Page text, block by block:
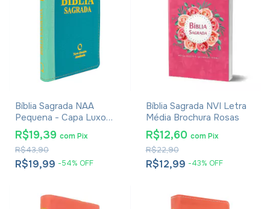
Bíblia Sagrada NAA
Pequena - Capa Luxo
Bicolor Verde Claro
R$19,99 -54% OFF
R$43,90
R$19,39 comPix
Bíblia Sagrada NVI Letra
Média Brochura Rosas
R$12,99 -43% OFF
R$22,90
R$12,60 com Pix